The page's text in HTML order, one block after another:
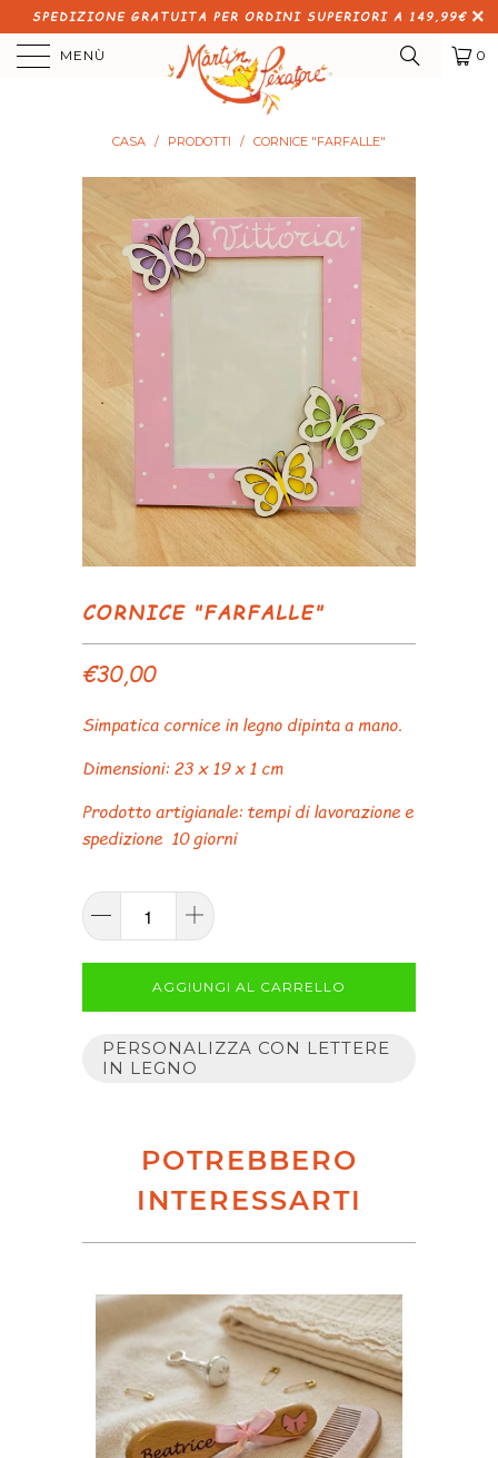
SPEDIZIONE GRATUITA PER ORDINI SUPERIORI A 149,99€
MENÙ 0
CASA / PRODOTTI / CORNICE "FARFALLE"
CORNICE "FARFALLE"
€30,00
Simpatica cornice in legno dipinta a mano.
Dimensioni: 23 x 19 x 1 cm
Prodotto artigianale: tempi di lavorazione e
spedizione 10 giorni
AGGIUNGI AL CARRELLO
PERSONALIZZA CON LETTERE
IN LEGNO
POTREBBERO
INTERESSARTI